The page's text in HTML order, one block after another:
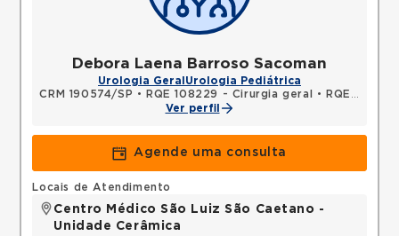
Debora Laena Barroso Sacoman
Urologia Geral Urologia Pediátrica
CRM 190574/SP • RQE 108229 - Cirurgia geral •
RQE 127142 - Urologia
Ver perfil
Agende uma consulta
Locais de Atendimento
Centro Médico São Luiz São Caetano -
Unidade Cerâmica